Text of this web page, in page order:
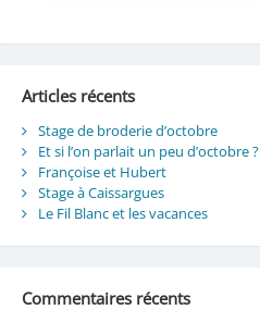
Articles récents
Stage de broderie d’octobre
Et si l’on parlait un peu d’octobre ?
Françoise et Hubert
Stage à Caissargues
Le Fil Blanc et les vacances
Commentaires récents